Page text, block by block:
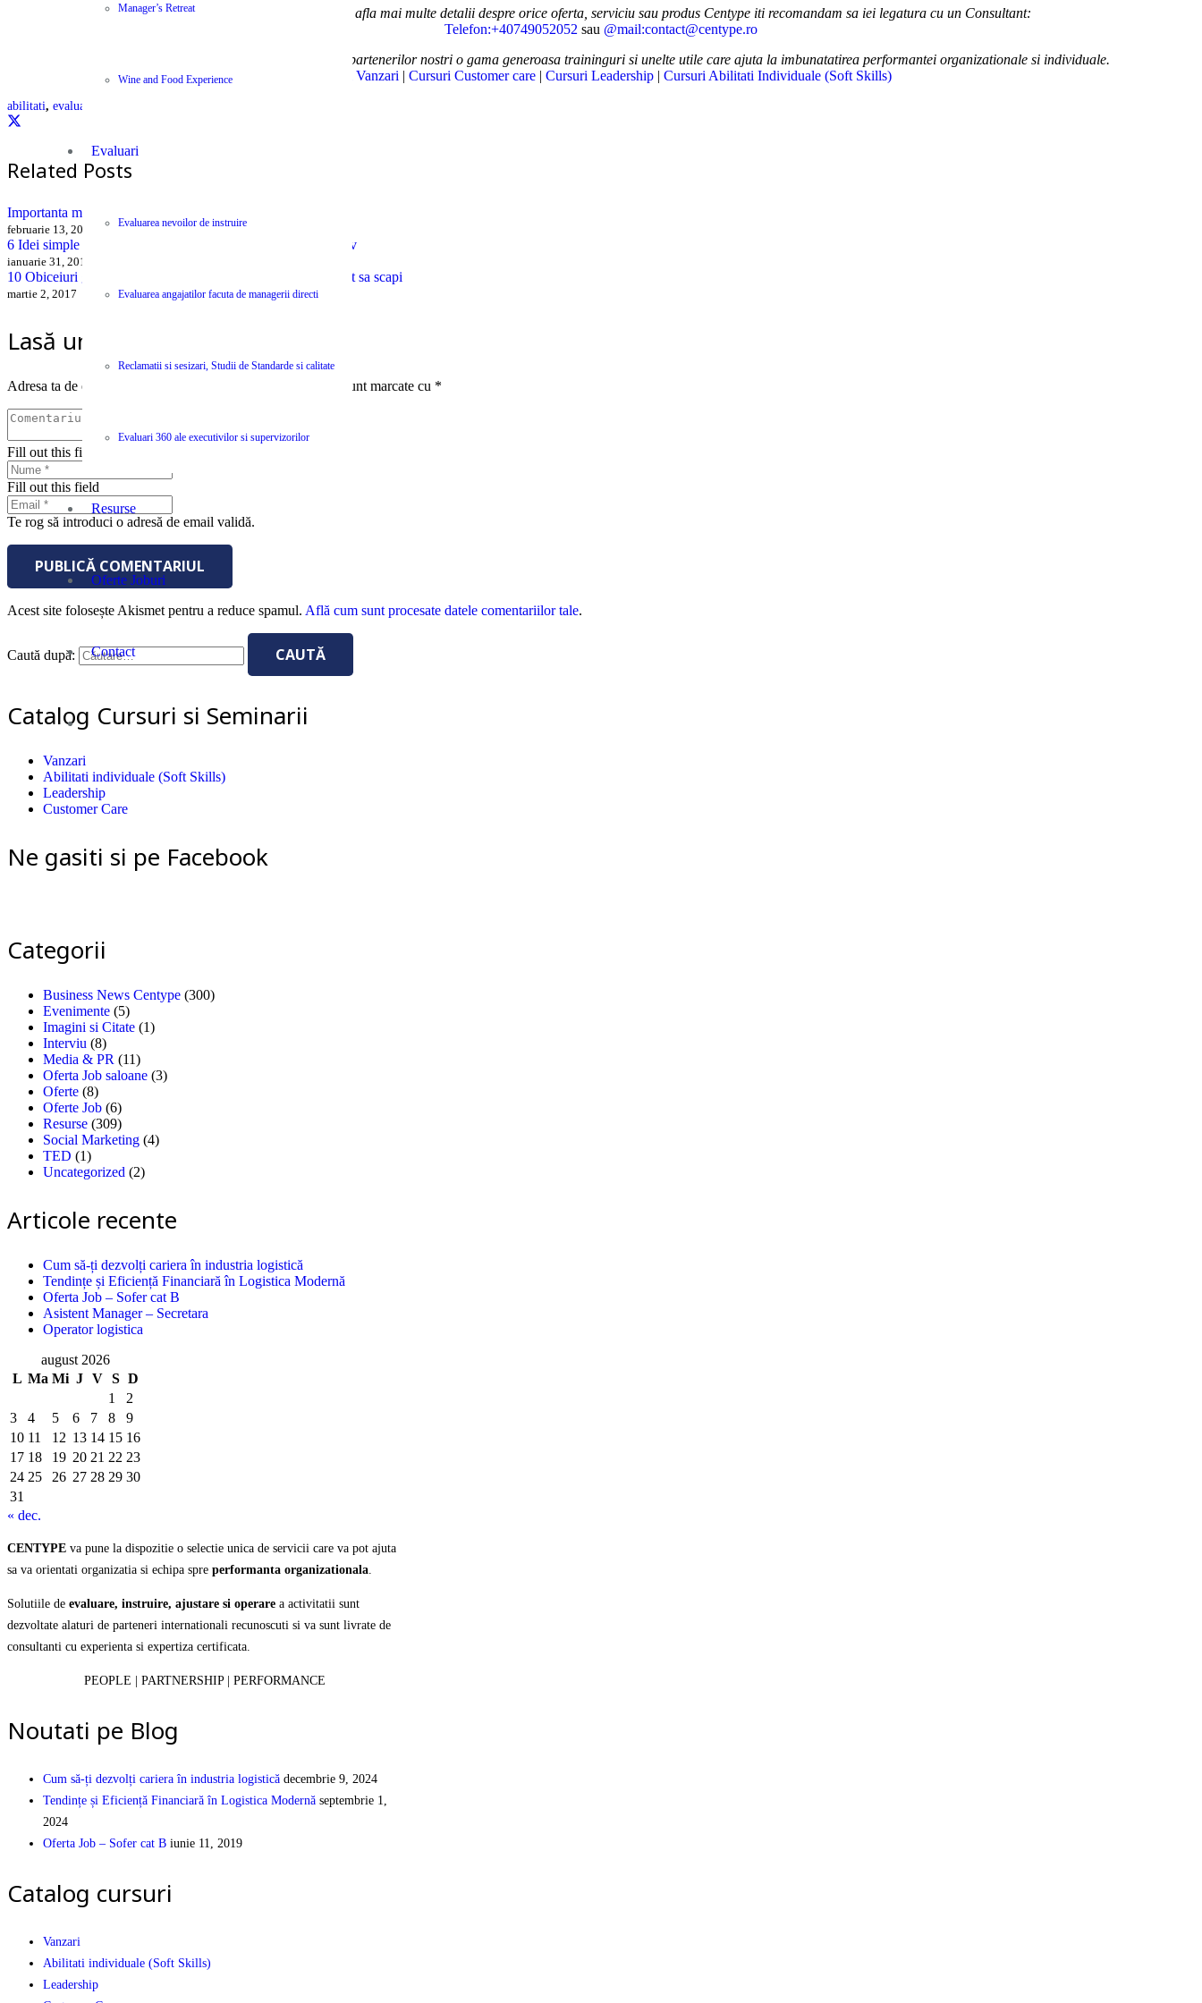
Manager’s Retreat
Wine and Food Experience
Evaluari
Evaluarea nevoilor de instruire
Evaluarea angajatilor facuta de managerii directi
Reclamatii si sesizari, Studii de Standarde si calitate
Evaluari 360 ale executivilor si supervizorilor
Resurse
Oferte Joburi
Contact
Pentru a comanda sau pentru a afla mai multe detalii despre orice oferta, serviciu sau produs Centype iti recomandam sa iei legatura cu un Consultant:
Telefon:+40749052052 sau @mail:contact@centype.ro
Centype pune la dispozitia colaboratorilor si partenerilor nostri o gama generoasa traininguri si unelte utile care ajuta la imbunatatirea performantei organizationale si individuale.
Cursuri Vanzari
Cursuri Customer care Cursuri Leadership Cursuri Abilitati Individuale (Soft Skills)
abilitati, evaluare
Related Posts
Importanta mediului de lucru pentru un antreprenor
februarie 13, 2017
6 Idei simple pentru un spatiu de munca organizat si productiv
ianuarie 31, 2017
10 Obiceiuri gresite din „Leadership” de care trebuie neaparat sa scapi
martie 2, 2017
Lasă un răspuns
Adresa ta de email nu va fi publicată. Câmpurile obligatorii sunt marcate cu *
Fill out this field
Fill out this field
Te rog să introduci o adresă de email validă.
PUBLICĂ COMENTARIUL
Acest site folosește Akismet pentru a reduce spamul. Află cum sunt procesate datele comentariilor tale.
Caută după:
Catalog Cursuri si Seminarii
Vanzari
Abilitati individuale (Soft Skills)
Leadership
Customer Care
Ne gasiti si pe Facebook
Categorii
Business News Centype (300)
Evenimente (5)
Imagini si Citate (1)
Interviu (8)
Media & PR (11)
Oferta Job saloane (3)
Oferte (8)
Oferte Job (6)
Resurse (309)
Social Marketing (4)
TED (1)
Uncategorized (2)
Articole recente
Cum să-ți dezvolți cariera în industria logistică
Tendințe și Eficiență Financiară în Logistica Modernă
Oferta Job – Sofer cat B
Asistent Manager – Secretara
Operator logistica
august 2026
L Ma Mi J V S D
1
2
3
4 5 6 7 8
9
10 11 12 13 14 15 16
17 18 19 20 21 22 23
24 25 26 27 28 29 30
31
« dec.
CENTYPE va pune la dispozitie o selectie unica de servicii care va pot ajuta
sa va orientati organizatia si echipa spre performanta organizationala
Solutiile de evaluare, instruire, ajustare si operare a activitatii sunt
dezvoltate alaturi de parteneri internationali recunoscuti si va sunt livrate de
consultanti cu experienta si expertiza certificata.
PEOPLE | PARTNERSHIP | PERFORMANCE
Noutati pe Blog
Cum să-ți dezvolți cariera în industria logistică decembrie 9, 2024
Tendințe și Eficiență Financiară în Logistica Modernă septembrie 1,
2024
Oferta Job – Sofer cat B iunie 11, 2019
Catalog cursuri
Vanzari
Abilitati individuale (Soft Skills)
Leadership